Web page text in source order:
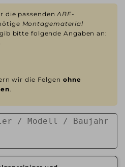
die passendenABE-
Montagematerial
bitte folgende Angaben an:
wir die Felgen ohne
.